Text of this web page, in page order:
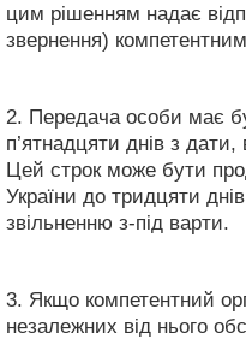
цим рішенням надає
звернення)
2. Передача особи має
п’ятнадцяти днів з дати,
Цей строк може бути
України до тридцяти
звільненню з-під варти.
3. Якщо компетентний
незалежних від нього